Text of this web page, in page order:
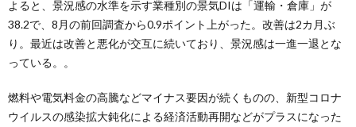
よると、景況感の水準を示す業種別の景気DIは「運輸・倉庫」が
38.2で、8月の前回調査から0.9ポイント上がった。改善は2カ月ぶ
り。最近は改善と悪化が交互に続いており、景況感は一進一退とな
っている。。
燃料や電気料金の高騰などマイナス要因が続くものの、新型コロナ
ウイルスの感染拡大鈍化による経済活動再開などがプラスになった